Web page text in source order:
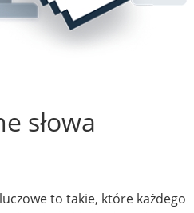
słowa
to takie, które każdego